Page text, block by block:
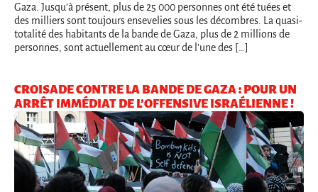
Gaza. Jusqu’à présent, plus de 25 000 personnes ont été tuées et
des milliers sont toujours ensevelies sous les décombres. La quasi-
totalité des habitants de la bande de Gaza, plus de 2 millions de
personnes, sont actuellement au cœur de l’une des […]
CROISADE CONTRE LA BANDE DE GAZA : POUR UN
ARRÊT IMMÉDIAT DE L’OFFENSIVE ISRAÉLIENNE !